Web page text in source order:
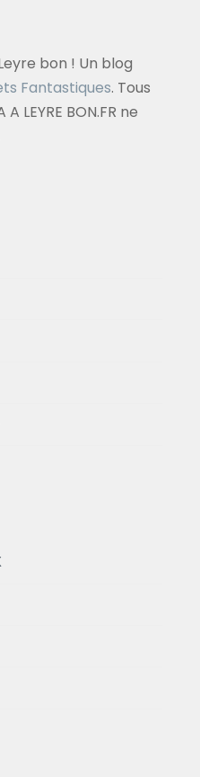
bon ! Un blog
Fantastiques. Tous
LEYRE BON.FR ne